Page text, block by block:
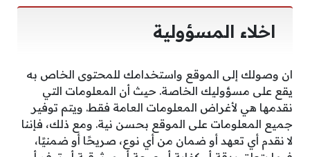
اخلاء المسؤولية
ان وصولك إلى الموقع واستخدامك للمحتوى الخاص به
يقع على مسؤوليك الخاصة. حيث أن المعلومات التي
نقدمها هي لأغراض المعلومات العامة فقط. ويتم توفير
جميع المعلومات على الموقع بحسن نية. ومع ذلك، فإننا
لا نقدم أي تعهد أو ضمان من أي نوع، صريحًا أو ضمنيًا،